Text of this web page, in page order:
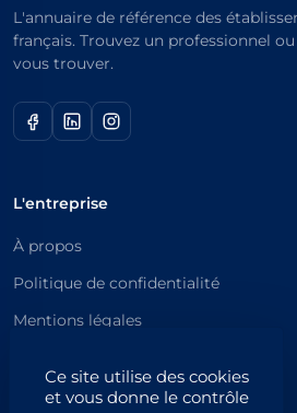
Ce site utilise des cookies
et vous donne le contrôle
L'annuaire de référence des
français. Trouvez un professionnel
vous trouver.
L'entreprise
À propos
Politique de confidentialité
Mentions légales
Catégories principales